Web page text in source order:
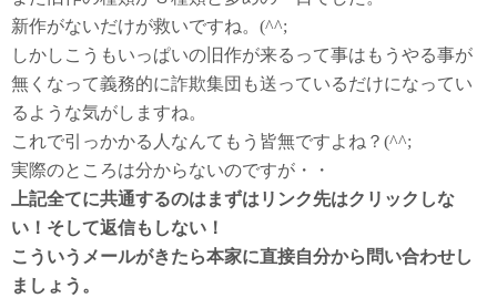
新作がないだけが救いですね。(^^;
しかしこうもいっぱいの旧作が来るって事はもうやる事が
無くなって義務的に詐欺集団も送っているだけになってい
るような気がしますね。
これで引っかかる人なんてもう皆無ですよね？(^^;
実際のところは分からないのですが・・
上記全てに共通するのはまずはリンク先はクリックしな
い！そして返信もしない！
こういうメールがきたら本家に直接自分から問い合わせし
ましょう。